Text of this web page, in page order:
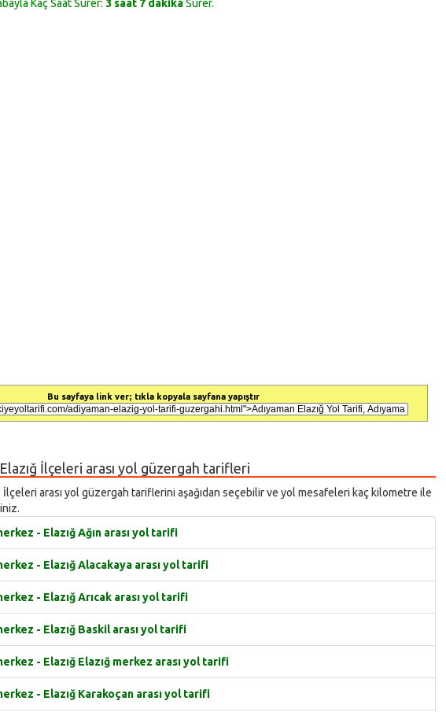
Kaç Saat Sürer: 3 saat 7 dakikaSürer.
Bu sayfaya link ver; tıkla kopyala sayfana yapıştır
İlçeleri arası yol güzergah tarifleri
İlçeleri arası yol güzergah tariflerini aşağıdan seçebilir ve yol mesafeleri kaç kilometre ile
- Elazığ Ağın arası yol tarifi
- Elazığ Alacakaya arası yol tarifi
- Elazığ Arıcak arası yol tarifi
- Elazığ Baskil arası yol tarifi
- Elazığ Elazığ merkez arası yol tarifi
- Elazığ Karakoçan arası yol tarifi